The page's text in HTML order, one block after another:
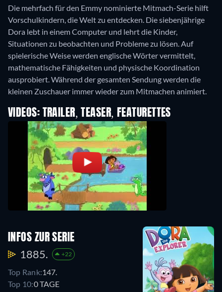
Die mehrfach für den Emmy nominierte Mitmach-Serie hilft
Vorschulkindern, die Welt zu entdecken. Die siebenjährige
Dora lebt in einem Computer und lehrt die Kinder,
Situationen zu beobachten und Probleme zu lösen. Auf
spielerische Weise werden englische Wörter vermittelt,
mathematische Fähigkeiten und physische Koordination
ausprobiert. Während der gesamten Sendung werden die
kleinen Zuschauer immer wieder zum Mitmachen animiert.
VIDEOS: TRAILER, TEASER, FEATURETTES
INFOS ZUR SERIE
1885. +22
Top Rank:147.
Top 10:0 TAGE